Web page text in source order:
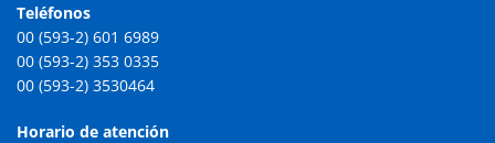
Teléfonos
00 (593-2) 601 6989
00 (593-2) 353 0335
00 (593-2) 3530464
Horario de atención